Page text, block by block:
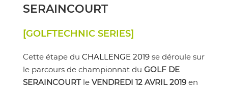
SERAINCOURT
[GOLFTECHNIC SERIES]
Cette étape duCHALLENGE 2019 se déroule sur
le parcours de championnat duGOLF DE
SERAINCOURTleVENDREDI 12 AVRIL 2019en